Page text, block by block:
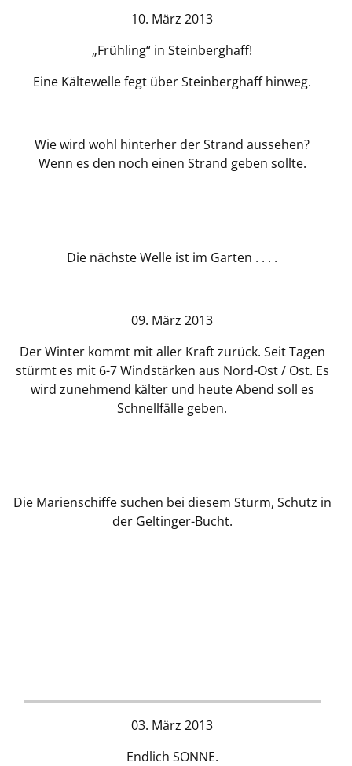
10. März 2013
„Frühling“ in Steinberghaff!
Eine Kältewelle fegt über Steinberghaff hinweg.
Wie wird wohl hinterher der Strand aussehen?
Wenn es den noch einen Strand geben sollte.
Die nächste Welle ist im Garten . . . .
09. März 2013
Der Winter kommt mit aller Kraft zurück. Seit Tagen
stürmt es mit 6-7 Windstärken aus Nord-Ost / Ost. Es
wird zunehmend kälter und heute Abend soll es
Schnellfälle geben.
Die Marienschiffe suchen bei diesem Sturm, Schutz in
der Geltinger-Bucht.
03. März 2013
Endlich SONNE.